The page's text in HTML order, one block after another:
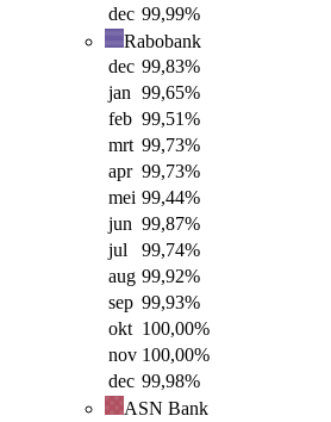
dec 99,99%
Rabobank
dec 99,83%
jan 99,65%
feb 99,51%
mrt 99,73%
apr 99,73%
mei 99,44%
jun 99,87%
jul
99,74%
aug 99,92%
sep 99,93%
okt 100,00%
nov 100,00%
dec 99,98%
ASN Bank